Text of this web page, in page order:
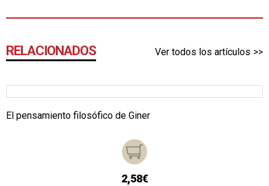
RELACIONADOS Ver todos los artículos
El pensamiento filosófico de Giner
2,58€